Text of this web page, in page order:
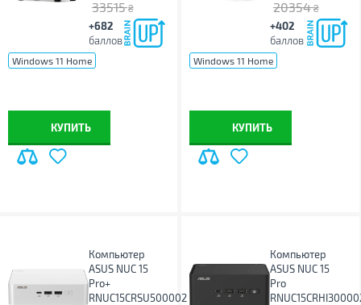
33515 ₴
+682
баллов
Windows 11 Home
КУПИТЬ
20354 ₴
+402
баллов
Windows 11 Home
КУПИТЬ
Компьютер
ASUS NUC 15
Pro+
RNUC15CRSU500002
Компьютер
ASUS NUC 15
Pro